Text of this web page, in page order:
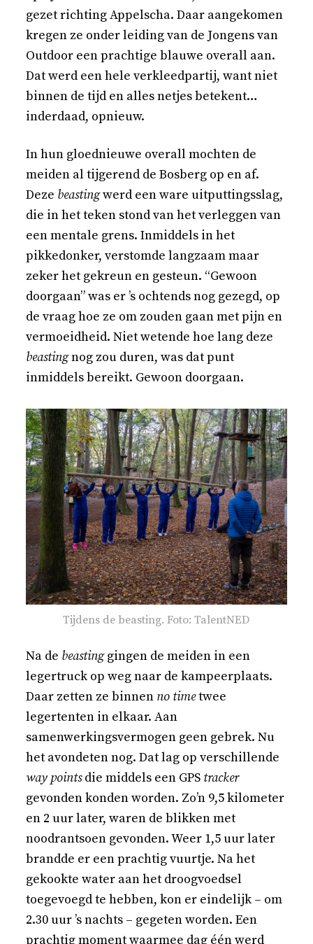
gezet richting Appelscha. Daar aangekomen
kregen ze onder leiding van de Jongens van
Outdoor een prachtige blauwe overall aan.
Dat werd een hele verkleedpartij, want niet
binnen de tijd en alles netjes betekent…
inderdaad, opnieuw.
In hun gloednieuwe overall mochten de
meiden al tijgerend de Bosberg op en af.
Deze beastingwerd een ware uitputtingsslag,
die in het teken stond van het verleggen van
een mentale grens. Inmiddels in het
pikkedonker, verstomde langzaam maar
zeker het gekreun en gesteun. “Gewoon
doorgaan” was er ’s ochtends nog gezegd, op
de vraag hoe ze om zouden gaan met pijn en
vermoeidheid. Niet wetende hoe lang deze
beastingnog zou duren, was dat punt
inmiddels bereikt. Gewoon doorgaan.
Tijdens de beasting. Foto: TalentNED
Na de beastinggingen de meiden in een
legertruck op weg naar de kampeerplaats.
Daar zetten ze binnen no timetwee
legertenten in elkaar. Aan
samenwerkingsvermogen geen gebrek. Nu
het avondeten nog. Dat lag op verschillende
way pointsdie middels een GPS tracker
gevonden konden worden. Zo’n 9,5 kilometer
en 2 uur later, waren de blikken met
noodrantsoen gevonden. Weer 1,5 uur later
brandde er een prachtig vuurtje. Na het
gekookte water aan het droogvoedsel
toegevoegd te hebben, kon er eindelijk – om
2.30 uur ’s nachts – gegeten worden. Een
prachtig moment waarmee dag één werd